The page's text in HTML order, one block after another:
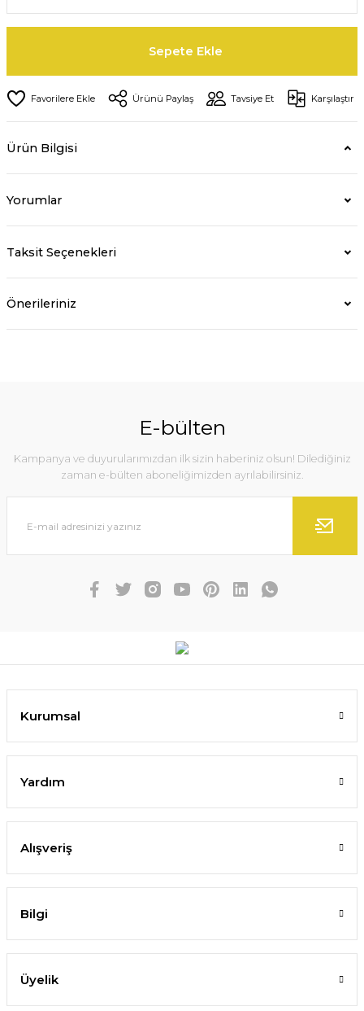
Sepete Ekle
Ürünü Paylaş Tavsiye Et Karşılaştır
Ürün Bilgisi
Yorumlar
Taksit Seçenekleri
Önerileriniz
E-bülten
Kampanya ve duyurularımızdan ilk sizin haberiniz olsun! Dilediğiniz
zaman e-bülten aboneliğimizden ayrılabilirsiniz.
Kurumsal
Yardım
Alışveriş
Bilgi
Üyelik